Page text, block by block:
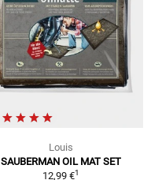
Louis
SAUBERMAN OIL MAT SET
12,99 €1